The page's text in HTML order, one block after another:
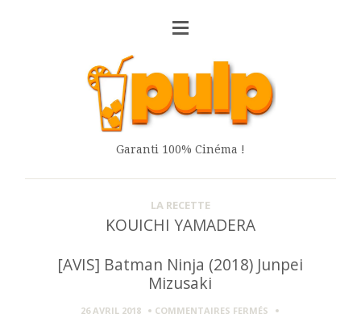
Garanti 100% Cinéma !
LA RECETTE
KOUICHI YAMADERA
[AVIS] Batman Ninja (2018) Junpei
Mizusaki
26 AVRIL 2018 COMMENTAIRES FERMÉS SUR